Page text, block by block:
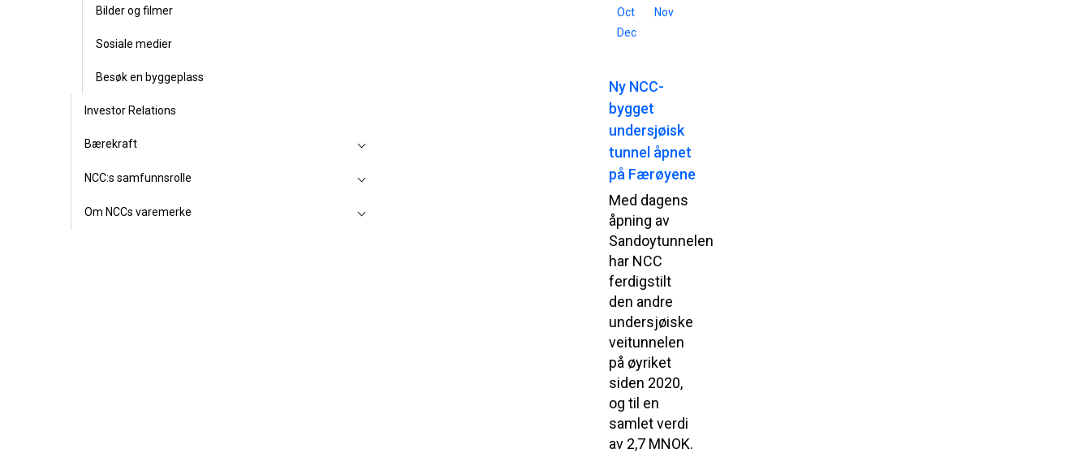
Bilder og filmer
Sosiale medier
Besøk en byggeplass
Investor Relations
Bærekraft
NCC:s samfunnsrolle
Om NCCs varemerke
Oct
Nov
Dec
Ny NCC-
bygget
undersjøisk
tunnel åpnet
på Færøyene
Med dagens
åpning av
Sandoytunnelen
har NCC
ferdigstilt
den andre
undersjøiske
veitunnelen
på øyriket
siden 2020,
og til en
samlet verdi
av 2,7 MNOK.